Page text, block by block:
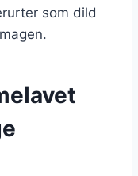
som dild